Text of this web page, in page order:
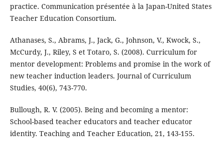
practice. Communication présentée à la Japan-United States
Teacher Education Consortium.
Athanases, S., Abrams, J., Jack, G., Johnson, V., Kwock, S.,
McCurdy, J., Riley, S et Totaro, S. (2008). Curriculum for
mentor development: Problems and promise in the work of
new teacher induction leaders. Journal of Curriculum
Studies, 40(6), 743-770.
Bullough, R. V. (2005). Being and becoming a mentor:
School-based teacher educators and teacher educator
identity. Teaching and Teacher Education, 21, 143-155.